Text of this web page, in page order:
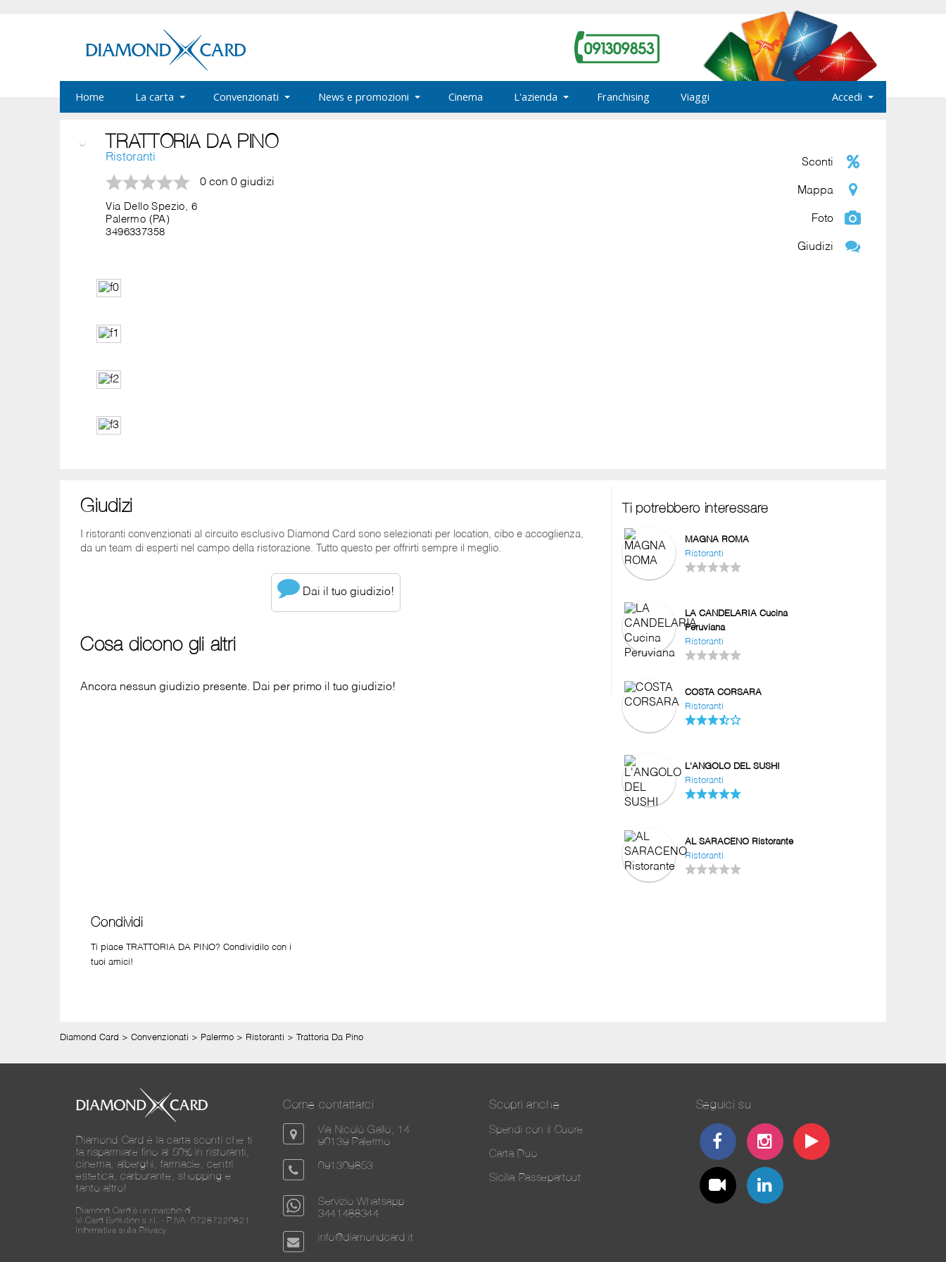
Home La carta Convenzionati News e promozioni Cinema L'azienda Franchising Viaggi Accedi
TRATTORIA DA PINO
Ristoranti
0 con 0 giudizi
Via Dello Spezio, 6
Palermo (PA)
3496337358
Sconti
Mappa
Foto
Giudizi
Giudizi
I ristoranti convenzionati al circuito esclusivo Diamond Card sono selezionati per location, cibo e accoglienza,
da un team di esperti nel campo della ristorazione. Tutto questo per offrirti sempre il meglio.
Dai il tuo giudizio!
Cosa dicono gli altri
Ancora nessun giudizio presente. Dai per primo il tuo giudizio!
Ti potrebbero interessare
MAGNA ROMA
Ristoranti
LA CANDELARIA Cucina
Peruviana
Ristoranti
COSTA CORSARA
Ristoranti
L'ANGOLO DEL SUSHI
Ristoranti
AL SARACENO Ristorante
Ristoranti
Condividi
Ti piace TRATTORIA DA PINO? Condividilo con i
tuoi amici!
Diamond Card > Convenzionati > Palermo > Ristoranti > Trattoria Da Pino
Diamond Card è la carta sconti che ti
fa risparmiare fino al 50% in ristoranti,
cinema, alberghi, farmacie, centri
estetica, carburante, shopping e
tanto altro!
Diamond Card è un marchio di
Vi.Card Evolution s.r.l. - P.IVA: 07287220821
Informativa sulla Privacy
Come contattarci
Via Nicolò Gallo, 14
90139 Palermo
091309853
Servizio Whatsapp
3441488344
info@diamondcard.it
Scopri anche
Spendi con il Cuore
Carta Duo
Sicilia Passepartout
Seguici su